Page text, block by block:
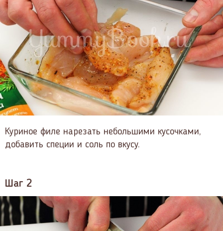
Куриное филе нарезать небольшими кусочками,
добавить специи и соль по вкусу.
Шаг 2